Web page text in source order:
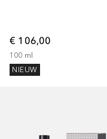
€ 106,00
100 ml
NIEUW